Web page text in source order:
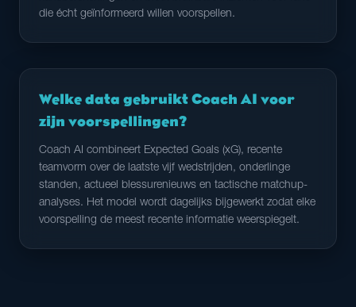
die écht geïnformeerd willen voorspellen.
Welke data gebruikt Coach AI voor
zijn voorspellingen?
Coach AI combineert Expected Goals (xG), recente
teamvorm over de laatste vijf wedstrijden, onderlinge
standen, actueel blessurenieuws en tactische matchup-
analyses. Het model wordt dagelijks bijgewerkt zodat elke
voorspelling de meest recente informatie weerspiegelt.